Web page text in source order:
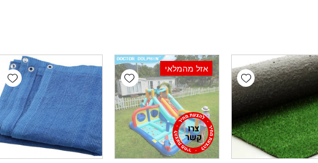
Add wishlist
Add wishlist אזל מהמלאי